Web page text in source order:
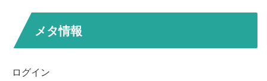
メタ情報
ログイン